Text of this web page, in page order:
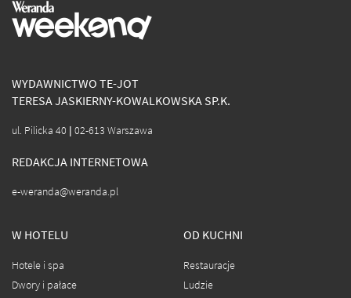
WYDAWNICTWO TE-JOT
TERESA JASKIERNY-KOWALKOWSKA SP.K.
ul. Pilicka 40 | 02-613 Warszawa
REDAKCJA INTERNETOWA
e-weranda@weranda.pl
W HOTELU
Hotele i spa
Dwory i pałace
OD KUCHNI
Restauracje
Ludzie